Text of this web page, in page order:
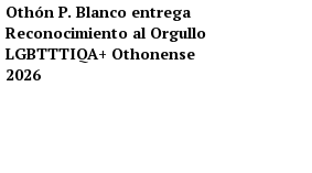
Othón P. Blanco entrega
Reconocimiento al Orgullo
LGBTTTIQA+ Othonense
2026